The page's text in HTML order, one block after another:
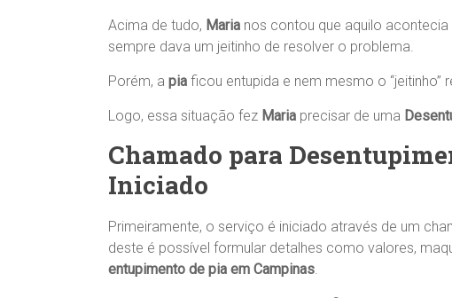
Acima de tudo, Maria nos contou que aquilo
sempre dava um jeitinho de resolver o problema.
Porém, a pia ficou entupida e nem mesmo o “jeitinho”
Logo, essa situação fez Maria precisar de uma
Chamado para
Iniciado
Primeiramente, o serviço é iniciado através de um
deste é possível formular detalhes como valores,
entupimento de pia em Campinas.